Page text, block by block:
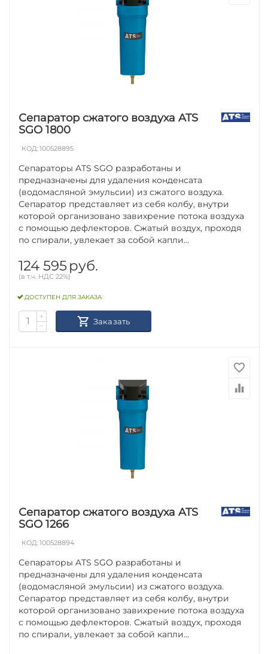
Сепаратор сжатого воздуха ATS
SGO 1800
КОД:100528895
Сепараторы ATS SGO разработаны и
предназначены для удаления конденсата
(водомасляной эмульсии) из сжатого воздуха.
Сепаратор представляет из себя колбу, внутри
которой организовано завихрение потока воздуха
с помощью дефлекторов. Сжатый воздух, проходя
по спирали, увлекает за собой капли...
124 595 руб.
(в т.ч. НДС 22%)
ДОСТУПЕН ДЛЯ ЗАКАЗА
+
−
Заказать
Сепаратор сжатого воздуха ATS
SGO 1266
КОД:100528894
Сепараторы ATS SGO разработаны и
предназначены для удаления конденсата
(водомасляной эмульсии) из сжатого воздуха.
Сепаратор представляет из себя колбу, внутри
которой организовано завихрение потока воздуха
с помощью дефлекторов. Сжатый воздух, проходя
по спирали, увлекает за собой капли...